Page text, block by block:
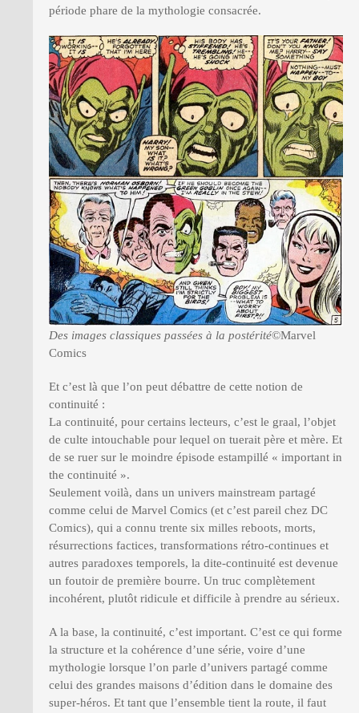
période phare de la mythologie consacrée.
Des images classiques passées à la postérité©Marvel
Comics
Et c’est là que l’on peut débattre de cette notion de
continuité :
La continuité, pour certains lecteurs, c’est le graal, l’objet
de culte intouchable pour lequel on tuerait père et mère. Et
de se ruer sur le moindre épisode estampillé « important in
the continuité ».
Seulement voilà, dans un univers mainstream partagé
comme celui de Marvel Comics (et c’est pareil chez DC
Comics), qui a connu trente six milles reboots, morts,
résurrections factices, transformations rétro-continues et
autres paradoxes temporels, la dite-continuité est devenue
un foutoir de première bourre. Un truc complètement
incohérent, plutôt ridicule et difficile à prendre au sérieux.
A la base, la continuité, c’est important. C’est ce qui forme
la structure et la cohérence d’une série, voire d’une
mythologie lorsque l’on parle d’univers partagé comme
celui des grandes maisons d’édition dans le domaine des
super-héros. Et tant que l’ensemble tient la route, il faut